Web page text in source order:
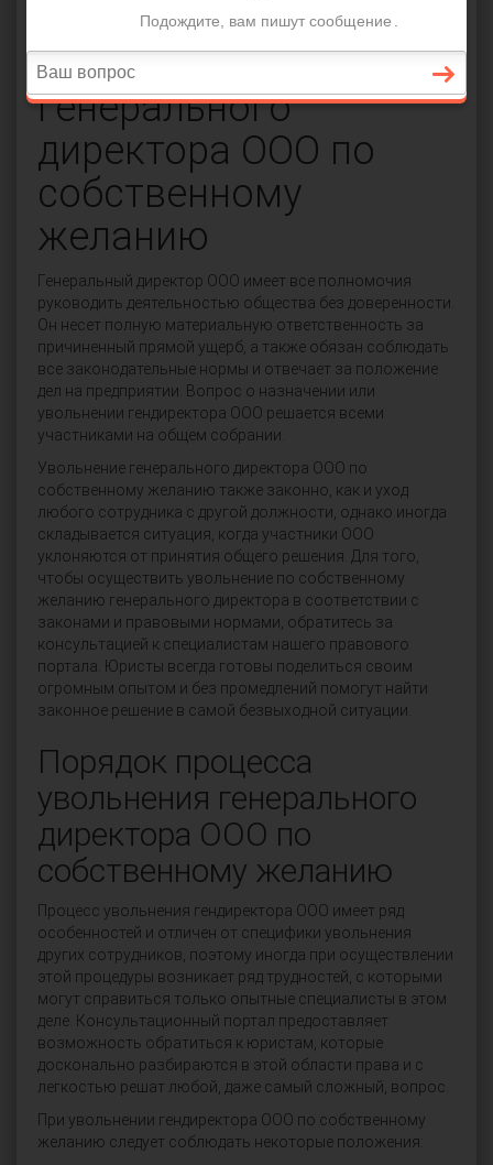
Трудовое право Защита прав работников
Увольнение
генерального
директора ООО по
собственному
желанию
Генеральный директор ООО имеет все полномочия
руководить деятельностью общества без доверенности.
Он несет полную материальную ответственность за
причиненный прямой ущерб, а также обязан соблюдать
все законодательные нормы и отвечает за положение
дел на предприятии. Вопрос о назначении или
увольнении гендиректора ООО решается всеми
участниками на общем собрании.
Увольнение генерального директора ООО по
собственному желанию также законно, как и уход
любого сотрудника с другой должности, однако иногда
складывается ситуация, когда участники ООО
уклоняются от принятия общего решения. Для того,
чтобы осуществить увольнение по собственному
желанию генерального директора в соответствии с
законами и правовыми нормами, обратитесь за
консультацией к специалистам нашего правового
портала. Юристы всегда готовы поделиться своим
огромным опытом и без промедлений помогут найти
законное решение в самой безвыходной ситуации.
Порядок процесса
увольнения генерального
директора ООО по
собственному желанию
Процесс увольнения гендиректора ООО имеет ряд
особенностей и отличен от специфики увольнения
других сотрудников, поэтому иногда при осуществлении
этой процедуры возникает ряд трудностей, с которыми
могут справиться только опытные специалисты в этом
деле. Консультационный портал предоставляет
возможность обратиться к юристам, которые
досконально разбираются в этой области права и с
легкостью решат любой, даже самый сложный, вопрос.
При увольнении гендиректора ООО по собственному
желанию следует соблюдать некоторые положения: